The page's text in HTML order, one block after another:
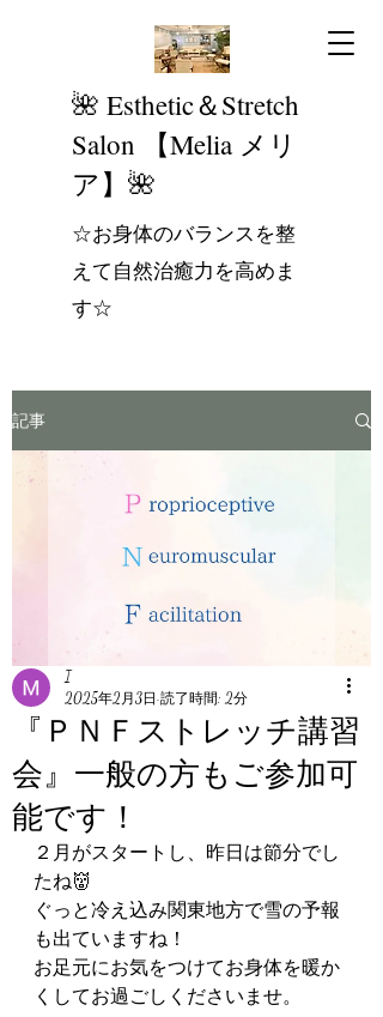
​🌺 Esthetic＆Stretch
Salon 【Melia メリ
ア】🌺
☆お身体のバランスを整
えて自然治癒力を高めま
す☆
記事
『ＰＮＦストレッチ講習
会』一般の方もご参加可
能です！
I
2025年2月3日 読了時間: 2分
２月がスタートし、昨日は節分でし
たね👹
ぐっと冷え込み関東地方で雪の予報
も出ていますね！
お足元にお気をつけてお身体を暖か
くしてお過ごしくださいませ。